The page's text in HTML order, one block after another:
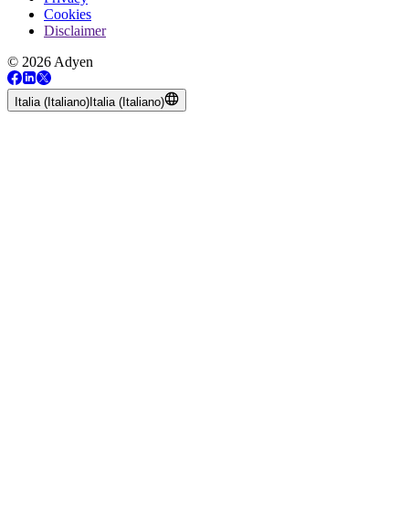
Cookies
Disclaimer
© 2026 Adyen
Italia (Italiano) Italia (Italiano)